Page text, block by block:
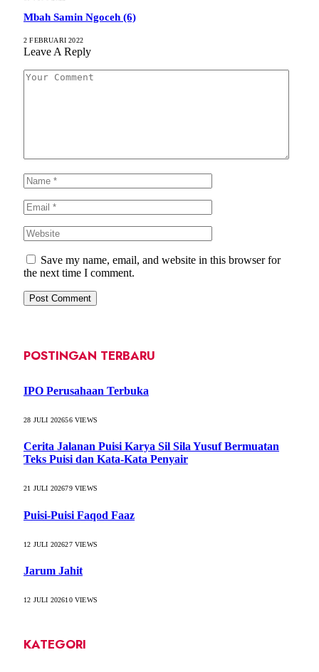
Mbah Samin Ngoceh (6)
2 FEBRUARI 2022
Leave A Reply
Save my name, email, and website in this browser for
the next time I comment.
POSTINGAN TERBARU
IPO Perusahaan Terbuka
28 JULI 202656VIEWS
Cerita Jalanan Puisi Karya Sil Sila Yusuf Bermuatan
Teks Puisi dan Kata-Kata Penyair
21 JULI 202679VIEWS
Puisi-Puisi Faqod Faaz
12 JULI 202627VIEWS
Jarum Jahit
12 JULI 202610VIEWS
KATEGORI